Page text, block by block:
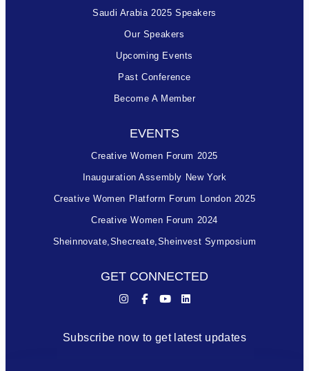
Saudi Arabia 2025 Speakers
Our Speakers
Upcoming Events
Past Conference
Become A Member
EVENTS
Creative Women Forum 2025
Inauguration Assembly New York
Creative Women Platform Forum London 2025
Creative Women Forum 2024
Sheinnovate,shecreate,sheinvest Symposium
GET CONNECTED
Subscribe now to get latest updates